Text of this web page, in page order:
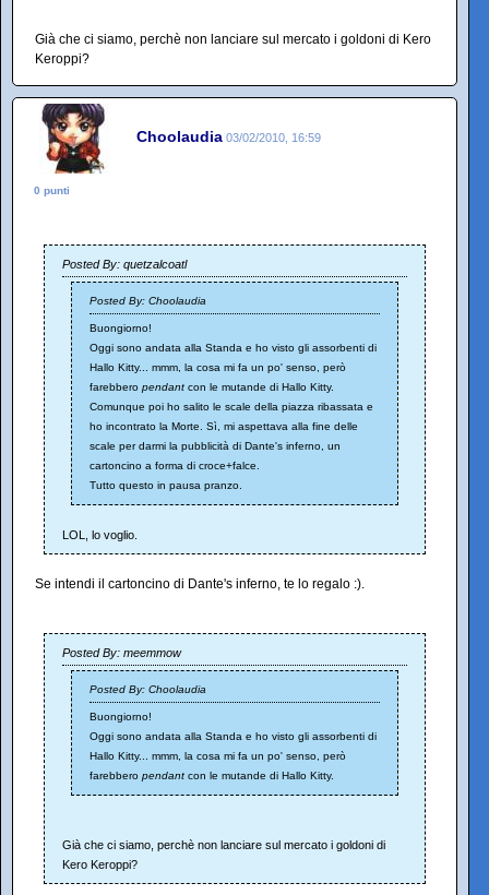
Già che ci siamo, perchè non lanciare sul mercato i goldoni di Kero
Keroppi?
Choolaudia 03/02/2010, 16:59
0 punti
Posted By: quetzalcoatl
Posted By: Choolaudia
Buongiorno!
Oggi sono andata alla Standa e ho visto gli assorbenti di
Hallo Kitty... mmm, la cosa mi fa un po' senso, però
farebbero pendant con le mutande di Hallo Kitty.
Comunque poi ho salito le scale della piazza ribassata e
ho incontrato la Morte. Sì, mi aspettava alla fine delle
scale per darmi la pubblicità di Dante's inferno, un
cartoncino a forma di croce+falce.
Tutto questo in pausa pranzo.
LOL, lo voglio.
Se intendi il cartoncino di Dante's inferno, te lo regalo :).
Posted By: meemmow
Posted By: Choolaudia
Buongiorno!
Oggi sono andata alla Standa e ho visto gli assorbenti di
Hallo Kitty... mmm, la cosa mi fa un po' senso, però
farebbero pendant con le mutande di Hallo Kitty.
Già che ci siamo, perchè non lanciare sul mercato i goldoni di
Kero Keroppi?